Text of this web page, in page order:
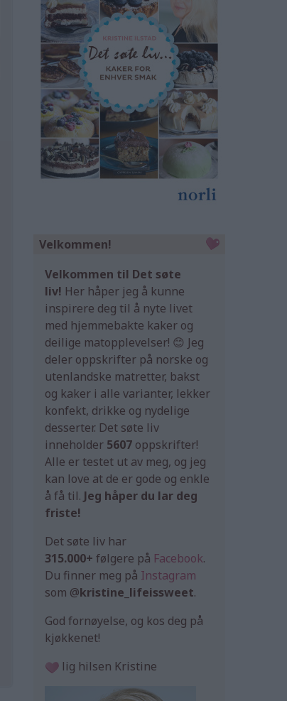
Velkommen!
Velkommen til Det søte
liv! Her håper jeg å kunne
inspirere deg til å nyte livet
med hjemmebakte kaker og
deilige matopplevelser! 😊 Jeg
deler oppskrifter på norske og
utenlandske matretter, bakst
og kaker i alle varianter, lekker
konfekt, drikke og nydelige
desserter. Det søte liv
inneholder 5607 oppskrifter!
Alle er testet ut av meg, og jeg
kan love at de er gode og enkle
å få til. Jeg håper du lar deg
friste!
Det søte liv har
315.000+ følgere på Facebook.
Du finner meg på Instagram
som @kristine_lifeissweet.
God fornøyelse, og kos deg på
kjøkkenet!
lig hilsen Kristine